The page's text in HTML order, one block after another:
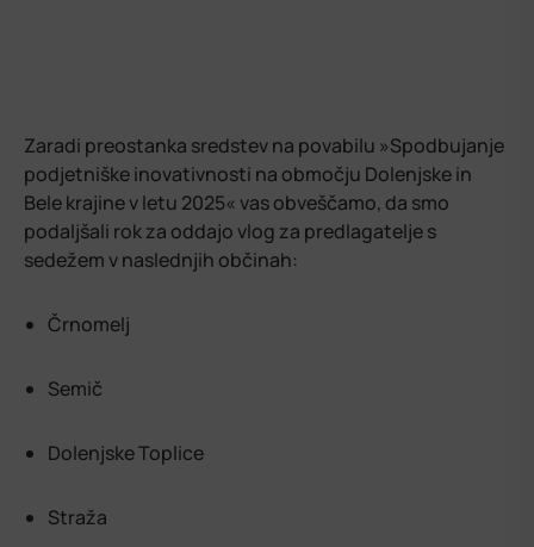
Zaradi preostanka sredstev na povabilu »Spodbujanje
podjetniške inovativnosti na območju Dolenjske in
Bele krajine v letu 2025« vas obveščamo, da smo
podaljšali rok za oddajo vlog za predlagatelje s
sedežem v naslednjih občinah:
Črnomelj
Semič
Dolenjske Toplice
Straža